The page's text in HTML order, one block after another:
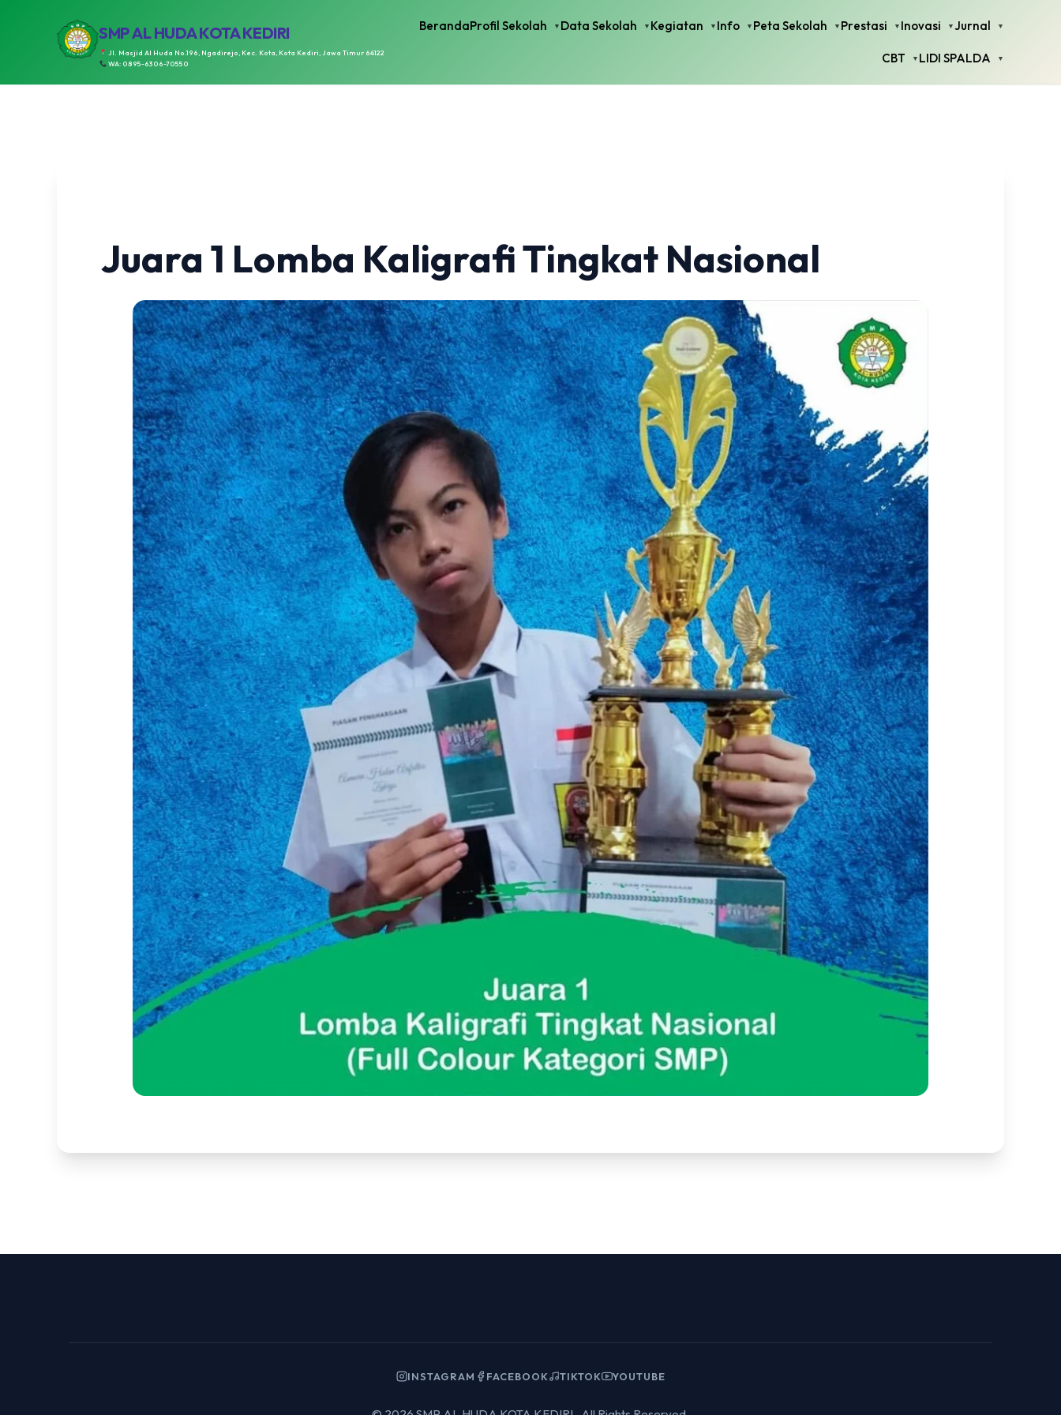
SMP AL HUDA KOTA KEDIRI
Jl. Masjid Al Huda No.196, Ngadirejo, Kec. Kota, Kota Kediri, Jawa Timur 64122
WA: 0895-6306-70550
BerandaProfil Sekolah Data Sekolah Kegiatan Info Peta Sekolah Prestasi Inovasi Jurnal
CBT LIDI SPALDA
Juara 1 Lomba Kaligrafi Tingkat Nasional
INSTAGRAM FACEBOOK TIKTOK YOUTUBE